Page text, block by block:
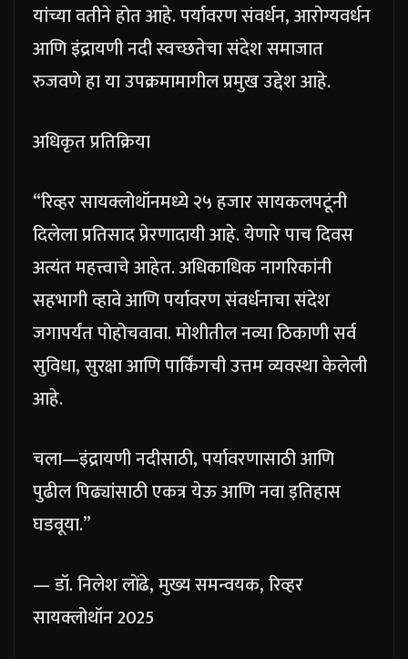
यांच्या वतीने होत आहे. पर्यावरण संवर्धन, आरोग्यवर्धन
आणि इंद्रायणी नदी स्वच्छतेचा संदेश समाजात
रुजवणे हा या उपक्रमामागील प्रमुख उद्देश आहे.
अधिकृत प्रतिक्रिया
“रिव्हर सायक्लोथॉनमध्ये २५ हजार सायकलपटूंनी
दिलेला प्रतिसाद प्रेरणादायी आहे. येणारे पाच दिवस
अत्यंत महत्त्वाचे आहेत. अधिकाधिक नागरिकांनी
सहभागी व्हावे आणि पर्यावरण संवर्धनाचा संदेश
जगापर्यंत पोहोचवावा. मोशीतील नव्या ठिकाणी सर्व
सुविधा, सुरक्षा आणि पार्किंगची उत्तम व्यवस्था केलेली
आहे.
चला—इंद्रायणी नदीसाठी, पर्यावरणासाठी आणि
पुढील पिढ्यांसाठी एकत्र येऊ आणि नवा इतिहास
घडवूया.”
— डॉ. निलेश लोंढे, मुख्य समन्वयक, रिव्हर
सायक्लोथॉन 2025